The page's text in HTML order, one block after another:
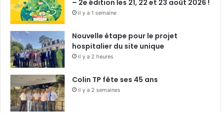
– 2e édition les 21, 22 et 23 août 2026 !
il y a 1 semaine
Nouvelle étape pour le projet
hospitalier du site unique
il y a 2 heures
Colin TP fête ses 45 ans
il y a 2 semaines